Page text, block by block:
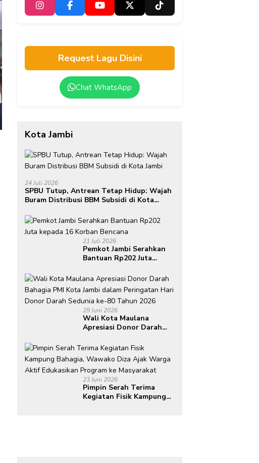
Request Lagu Disini
Chat WhatsApp
Kota Jambi
24 Juli 2026
SPBU Tutup, Antrean Tetap Hidup: Wajah
Buram Distribusi BBM Subsidi di Kota
21 Juli 2026
Pemkot Jambi Serahkan
Bantuan Rp202 Juta
Bencana
29 Juni 2026
Wali Kota Maulana
Apresiasi Donor Darah
dalam Peringatan Hari
Donor Darah Sedunia ke-
80 Tahun 2026
23 Juni 2026
Pimpin Serah Terima
Kegiatan Fisik Kampung